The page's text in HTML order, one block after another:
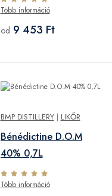
Több információ
od 9 453 Ft
BMP DISTILLERY| LIKŐR
Bénédictine D.O.M
40% 0,7L
Több információ